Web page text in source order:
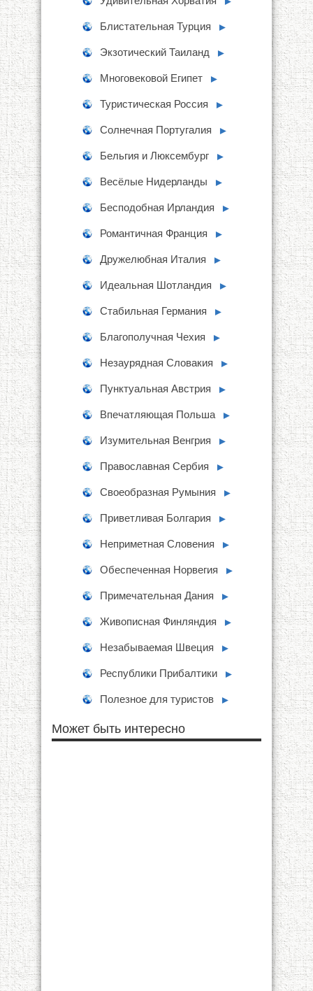
Блистательная Турция ►
Экзотический Таиланд ►
Многовековой Египет ►
Туристическая Россия ►
Солнечная Португалия ►
Бельгия и Люксембург ►
Весёлые Нидерланды ►
Бесподобная Ирландия ►
Романтичная Франция ►
Дружелюбная Италия ►
Идеальная Шотландия ►
Стабильная Германия ►
Благополучная Чехия ►
Незаурядная Словакия ►
Пунктуальная Австрия ►
Впечатляющая Польша ►
Изумительная Венгрия ►
Православная Сербия ►
Своеобразная Румыния ►
Приветливая Болгария ►
Неприметная Словения ►
Обеспеченная Норвегия ►
Примечательная Дания ►
Живописная Финляндия ►
Незабываемая Швеция ►
Республики Прибалтики ►
Полезное для туристов ►
Может быть интересно